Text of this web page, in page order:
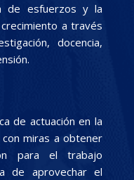
de esfuerzos y la
a través
docencia,
de actuación en la
con miras a obtener
para el trabajo
de aprovechar el